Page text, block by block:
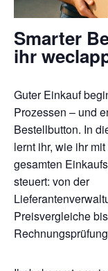
Smarter
ihr
Guter Einkauf
Prozessen – und
Bestellbutton. In
lernt ihr, wie ihr
gesamten
steuert: von der
Preisvergleiche